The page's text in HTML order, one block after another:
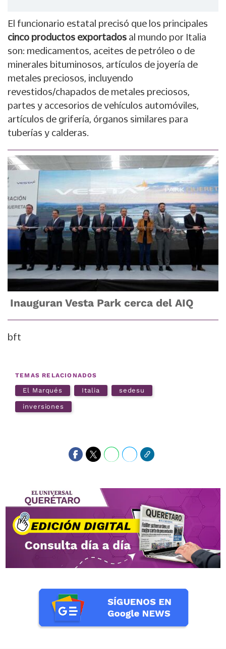
El funcionario estatal precisó que los principales
cinco productos exportados al mundo por Italia
son: medicamentos, aceites de petróleo o de
minerales bituminosos, artículos de joyería de
metales preciosos, incluyendo
revestidos/chapados de metales preciosos,
partes y accesorios de vehículos automóviles,
artículos de grifería, órganos similares para
tuberías y calderas.
Inauguran Vesta Park cerca del AIQ
bft
TEMAS RELACIONADOS
El Marqués Italia sedesu
inversiones